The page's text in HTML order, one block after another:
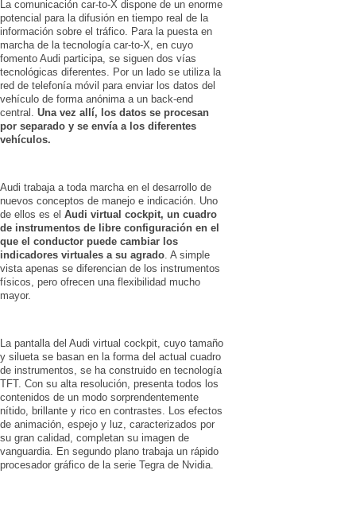
La comunicación car-to-X dispone de un enorme
potencial para la difusión en tiempo real de la
información sobre el tráfico. Para la puesta en
marcha de la tecnología car-to-X, en cuyo
fomento Audi participa, se siguen dos vías
tecnológicas diferentes. Por un lado se utiliza la
red de telefonía móvil para enviar los datos del
vehículo de forma anónima a un back-end
central.
Una vez allí, los datos se procesan
por separado y se envía a los diferentes
vehículos.
Audi trabaja a toda marcha en el desarrollo de
nuevos conceptos de manejo e indicación. Uno
de ellos es el Audi virtual cockpit, un cuadro
de instrumentos de libre configuración en el
que el conductor puede cambiar los
indicadores virtuales a su agrado . A simple
vista apenas se diferencian de los instrumentos
físicos, pero ofrecen una flexibilidad mucho
mayor.
La pantalla del Audi virtual cockpit, cuyo tamaño
y silueta se basan en la forma del actual cuadro
de instrumentos, se ha construido en tecnología
TFT. Con su alta resolución, presenta todos los
contenidos de un modo sorprendentemente
nítido, brillante y rico en contrastes. Los efectos
de animación, espejo y luz, caracterizados por
su gran calidad, completan su imagen de
vanguardia. En segundo plano trabaja un rápido
procesador gráfico de la serie Tegra de Nvidia.